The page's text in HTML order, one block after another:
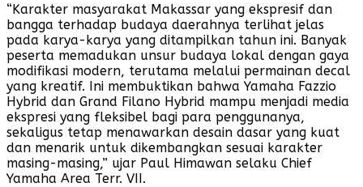
“Karakter masyarakat Makassar yang ekspresif dan
bangga terhadap budaya daerahnya terlihat jelas
pada karya-karya yang ditampilkan tahun ini. Banyak
peserta memadukan unsur budaya lokal dengan gaya
modifikasi modern, terutama melalui permainan decal
yang kreatif. Ini membuktikan bahwa Yamaha Fazzio
Hybrid dan Grand Filano Hybrid mampu menjadi media
ekspresi yang fleksibel bagi para penggunanya,
sekaligus tetap menawarkan desain dasar yang kuat
dan menarik untuk dikembangkan sesuai karakter
masing-masing,” ujar Paul Himawan selaku Chief
Yamaha Area Terr. VII.